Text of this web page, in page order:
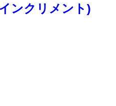
ンクリメント)